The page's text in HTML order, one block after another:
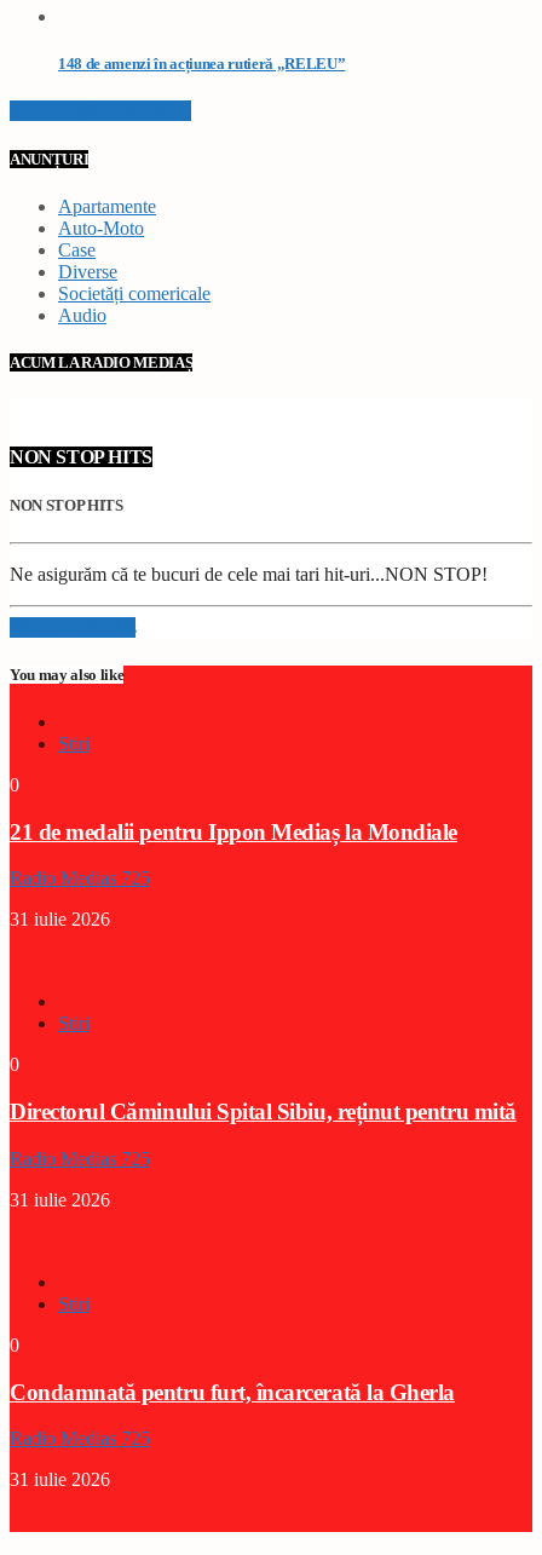
148 de amenzi în acțiunea rutieră „RELEU”
ANUNȚURI
Apartamente
Auto-Moto
Case
Diverse
Societăți comericale
Audio
ACUM LA RADIO MEDIAȘ
NON STOP HITS
NON STOP HITS
Ne asigurăm că te bucuri de cele mai tari hit-uri...NON STOP!
Info and episodes
You may also like
Stiri
0
21 de medalii pentru Ippon Mediaș la Mondiale
Radio Medias 725
31 iulie 2026
Stiri
0
Directorul Căminului Spital Sibiu, reținut pentru mită
Radio Medias 725
31 iulie 2026
Stiri
0
Condamnată pentru furt, încarcerată la Gherla
Radio Medias 725
31 iulie 2026